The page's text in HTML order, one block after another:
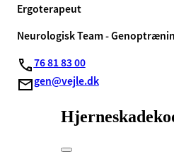
Ergoterapeut
Neurologisk Team -
76 81 83 00
gen@vejle.dk